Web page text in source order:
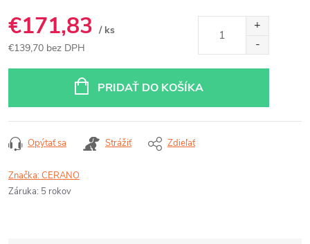
€171,83 / ks
€139,70 bez DPH
PRIDAŤ DO KOŠÍKA
Opýtať sa Strážiť Zdieľať
Značka:CERANO
Záruka: 5 rokov